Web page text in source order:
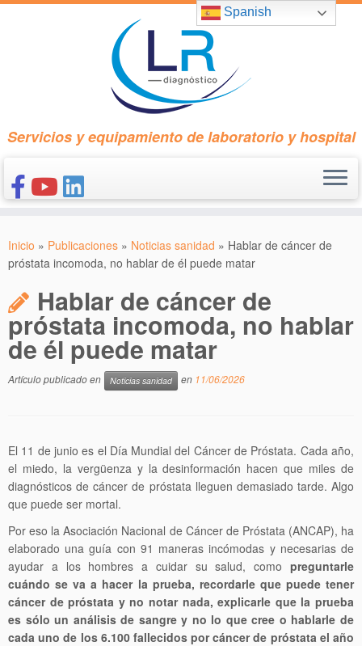
Saltar
Servicios y equipamiento de laboratorio y hospital
CONÓCENOS
PUBLICACIONES
CONTACTO
Inicio » Publicaciones » Noticias sanidad » Hablar de cáncer de
próstata incomoda, no hablar de él puede matar
Hablar de cáncer de
próstata incomoda, no hablar
de él puede matar
Artículo publicado en Noticias sanidad en 11/06/2026
El 11 de junio es el Día Mundial del Cáncer de Próstata. Cada año,
el miedo, la vergüenza y la desinformación hacen que miles de
diagnósticos de cáncer de próstata lleguen demasiado tarde. Algo
que puede ser mortal.
Por eso la Asociación Nacional de Cáncer de Próstata (ANCAP), ha
elaborado una guía con 91 maneras incómodas y necesarias de
ayudar a los hombres a cuidar su salud, como preguntarle
cuándo se va a hacer la prueba, recordarle que puede tener
cáncer de próstata y no notar nada, explicarle que la prueba
es sólo un análisis de sangre y no lo que cree o hablarle de
cada uno de los 6.100 fallecidos por cáncer de próstata el año
Spanish